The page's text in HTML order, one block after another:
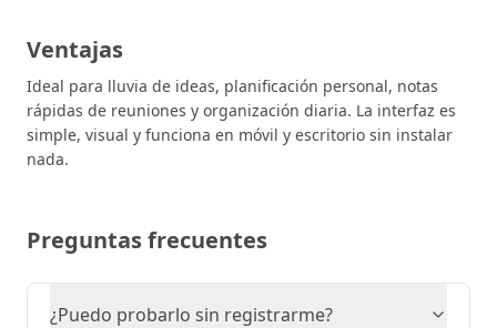
Ventajas
Ideal para lluvia de ideas, planificación personal, notas
rápidas de reuniones y organización diaria. La interfaz es
simple, visual y funciona en móvil y escritorio sin instalar
nada.
Preguntas frecuentes
¿Puedo probarlo sin registrarme?